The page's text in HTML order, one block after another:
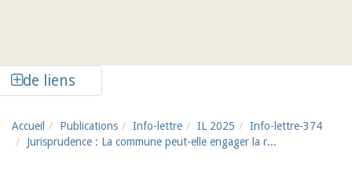
de liens
Accueil Publications Info-lettre IL 2025
Info-lettre-374
Jurisprudence : La commune peut-elle engager la r...